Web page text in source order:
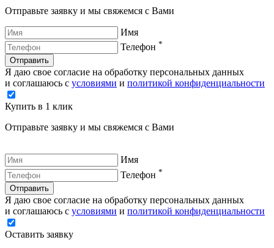
Отправьте заявку и мы свяжемся с Вами
Имя
Телефон *
Отправить
Я даю свое согласие на обработку персональных данных
и соглашаюсь с условиями и политикой конфиденциальности
Купить в 1 клик
Отправьте заявку и мы свяжемся с Вами
Имя
Телефон *
Отправить
Я даю свое согласие на обработку персональных данных
и соглашаюсь с условиями и политикой конфиденциальности
Оставить заявку